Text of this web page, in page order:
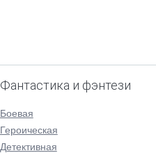
Фантастика и фэнтези
Боевая
Героическая
Детективная